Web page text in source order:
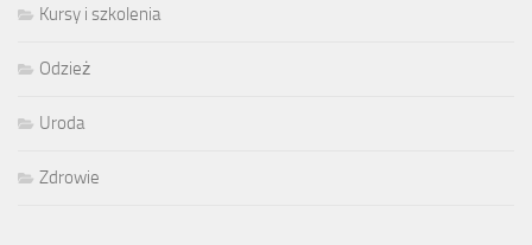
Kursy i szkolenia
Odzież
Uroda
Zdrowie